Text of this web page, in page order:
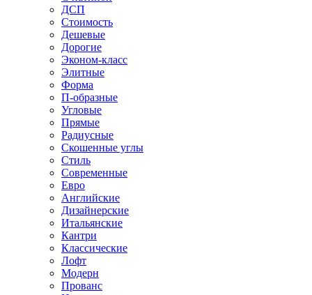
ДСП
Стоимость
Дешевые
Дорогие
Эконом-класс
Элитные
Форма
П-образные
Угловые
Прямые
Радиусные
Скошенные углы
Стиль
Современные
Евро
Английские
Дизайнерские
Итальянские
Кантри
Классические
Лофт
Модерн
Прованс